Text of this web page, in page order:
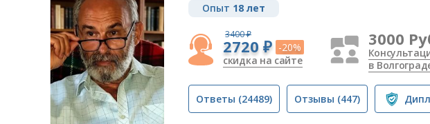
Опыт 18 лет
3400 ₽
2720 ₽ -20%
скидка на сайте
3000
в
Ответы (24489) Отзывы (447)